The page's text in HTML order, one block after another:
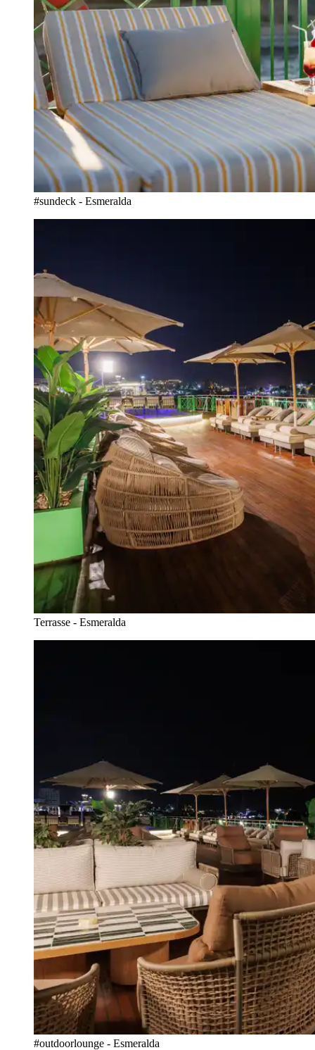
#sundeck - Esmeralda
Terrasse - Esmeralda
#outdoorlounge - Esmeralda